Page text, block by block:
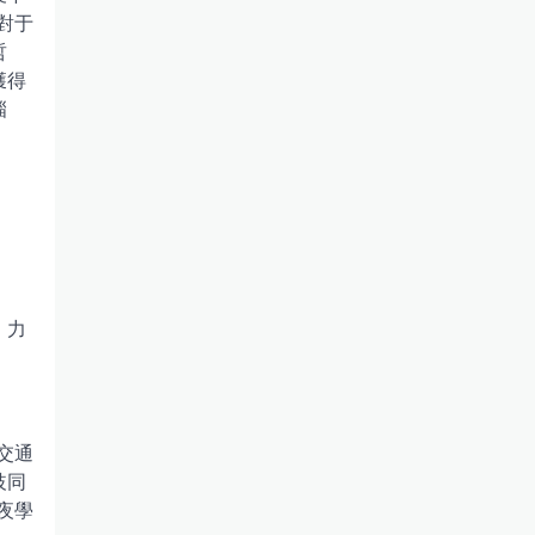
于
得
力
通
同
學